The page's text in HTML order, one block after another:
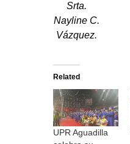
Srta.
Nayline C.
Vázquez.
Related
UPR Aguadilla